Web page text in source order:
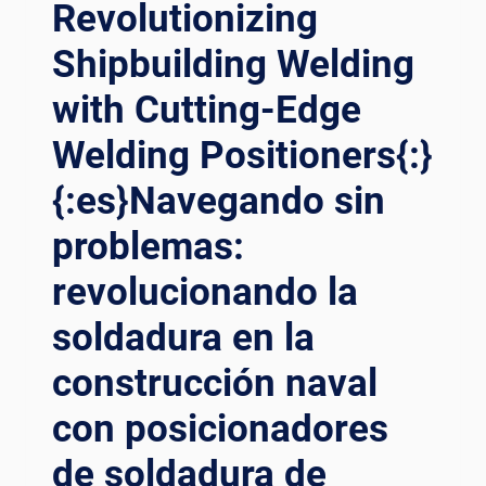
ÁY Đ
Ị H
ÀN{:}{
:ID}MENGOPTIMALKAN P
RESISI D
ALAM M
INYAK D
AN G
AS: D
EVOLUSIONER D
ELDING P
OSITIONER{:}
EDGE
POSITIONING
SOLUTIONS{:}
{:ES}PODER
DE
PRECISIÓN:
OPTIMIZACIÓN
DE
SOLDADURA
PETRÓLEO
Y
GAS
CON
SOLUCIONES
DE
DE
Revolutionizing
Shipbuilding Welding
with Cutting-Edge
Welding Positioners{:}
{:es}Navegando sin
problemas:
revolucionando la
soldadura en la
construcción naval
con posicionadores
de soldadura de